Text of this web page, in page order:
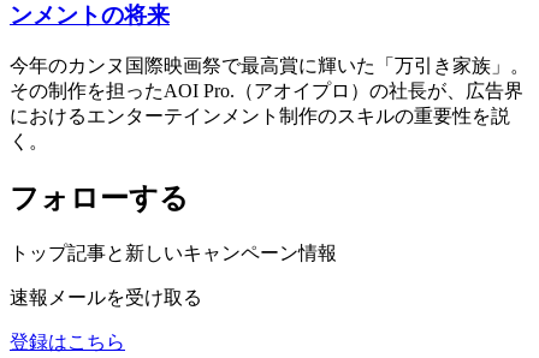
ンメントの将来
今年のカンヌ国際映画祭で最高賞に輝いた「万引き家族」。
その制作を担ったAOI Pro.（アオイプロ）の社長が、広告界
におけるエンターテインメント制作のスキルの重要性を説
く。
フォローする
トップ記事と新しいキャンペーン情報
速報メールを受け取る
登録はこちら